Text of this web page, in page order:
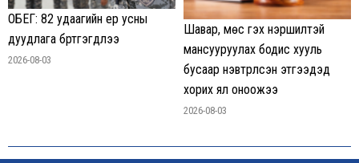
ОБЕГ: 82 удаагийн үер усны
дуудлага бүртгэгдлээ
2026-08-03
Шавар, мөс гэх нэршилтэй
мансууруулах бодис хууль
бусаар нэвтрүүлсэн этгээдэд
хорих ял оноожээ
2026-08-03